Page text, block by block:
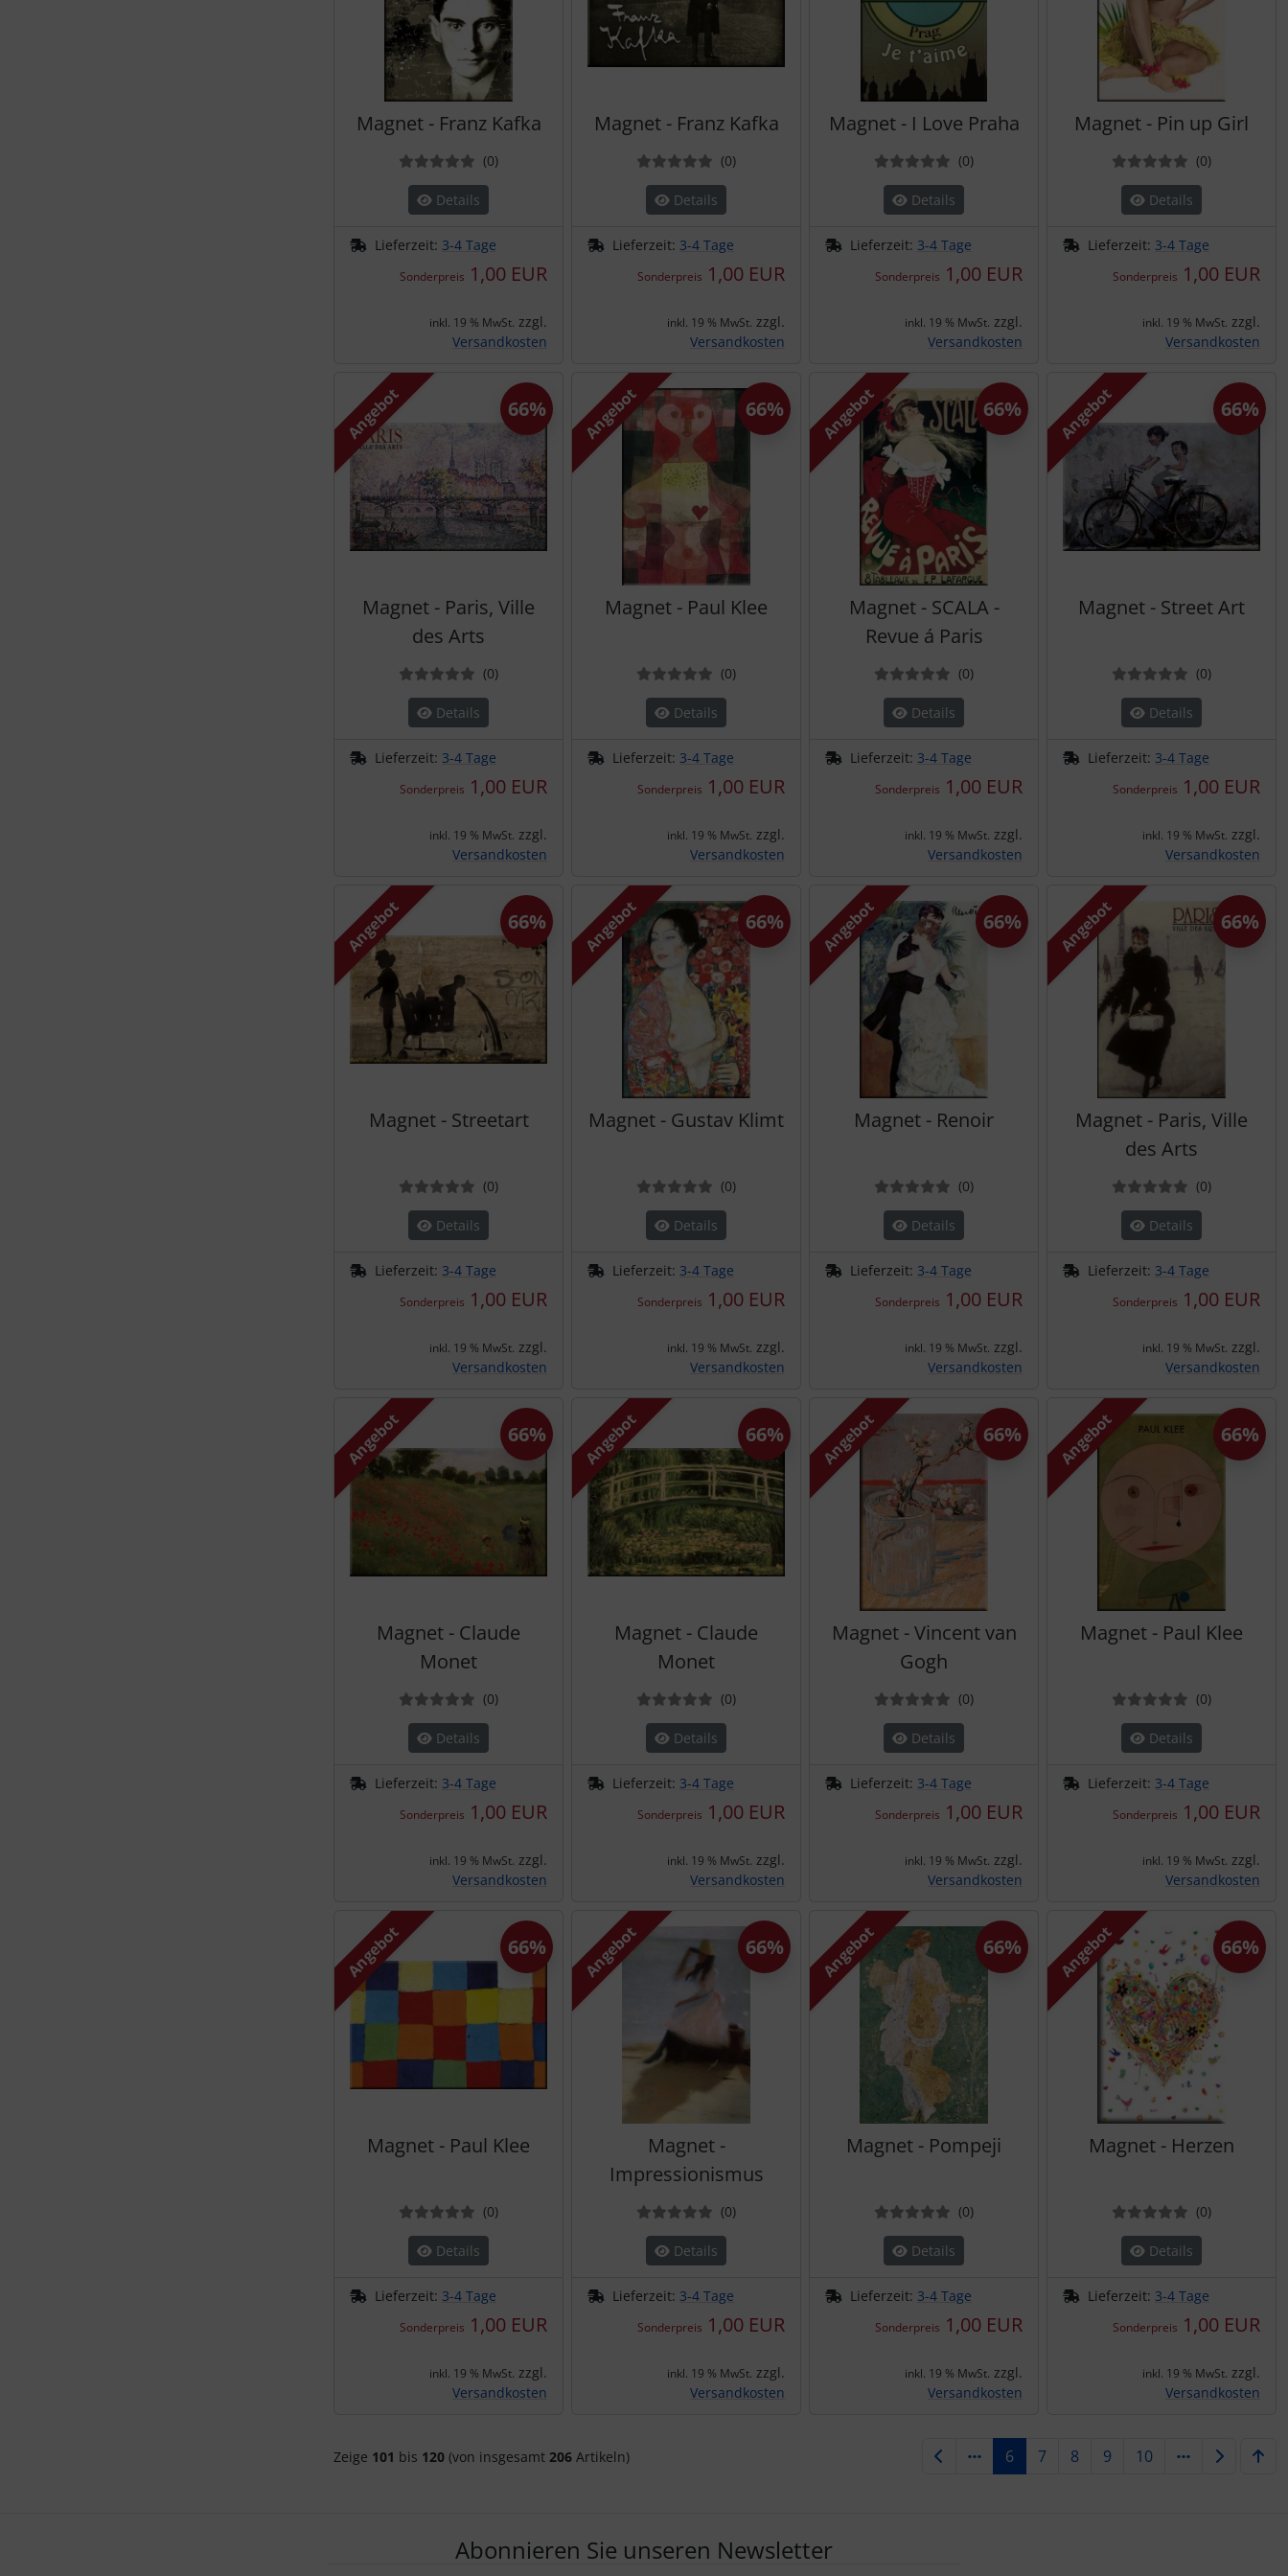
Magnet - Franz Kafka
(0Bewertungen
)
Details
Lieferzeit: 3-4 Tage
Sonderpreis 1,00 EUR
inkl. 19 % MwSt. zzgl.
Versandkosten
Magnet - Franz Kafka
(0Bewertungen
)
Details
Lieferzeit: 3-4 Tage
Sonderpreis 1,00 EUR
inkl. 19 % MwSt. zzgl.
Versandkosten
Magnet - I Love Praha
(0Bewertungen
)
Details
Lieferzeit: 3-4 Tage
Sonderpreis 1,00 EUR
inkl. 19 % MwSt. zzgl.
Versandkosten
Magnet - Pin up Girl
(0)
Details
Lieferzeit: 3-4 Tage
Sonderpreis 1,00 EUR
inkl. 19 % MwSt. zzgl.
Versandkosten
Angebot
Magnet - Paris, Ville
des Arts
(0Bewertungen
)
Details
Lieferzeit: 3-4 Tage
Sonderpreis 1,00 EUR
66%
inkl. 19 % MwSt. zzgl.
Versandkosten
Angebot
Magnet - Paul Klee
(0Bewertungen
)
Details
Lieferzeit: 3-4 Tage
Sonderpreis 1,00 EUR
66%
inkl. 19 % MwSt. zzgl.
Versandkosten
Angebot
Magnet - SCALA -
Revue á Paris
(0Bewertungen
)
Details
Lieferzeit: 3-4 Tage
Sonderpreis 1,00 EUR
66%
inkl. 19 % MwSt. zzgl.
Versandkosten
Angebot
Magnet - Street Art
(0)
Details
Lieferzeit: 3-4 Tage
Sonderpreis 1,00 EUR
66%
inkl. 19 % MwSt. zzgl.
Versandkosten
Angebot
Magnet - Streetart
(0Bewertungen
)
Details
Lieferzeit: 3-4 Tage
Sonderpreis 1,00 EUR
66%
inkl. 19 % MwSt. zzgl.
Versandkosten
Angebot
Magnet - Gustav Klimt
(0Bewertungen
)
Details
Lieferzeit: 3-4 Tage
Sonderpreis 1,00 EUR
66%
inkl. 19 % MwSt. zzgl.
Versandkosten
Angebot
Magnet - Renoir
(0Bewertungen
)
Details
Lieferzeit: 3-4 Tage
Sonderpreis 1,00 EUR
66%
inkl. 19 % MwSt. zzgl.
Versandkosten
Angebot
Magnet - Paris, Ville
des Arts
(0)
Details
Lieferzeit: 3-4 Tage
Sonderpreis 1,00 EUR
66%
inkl. 19 % MwSt. zzgl.
Versandkosten
Angebot
Magnet - Claude
Monet
(0Bewertungen
)
Details
Lieferzeit: 3-4 Tage
Sonderpreis 1,00 EUR
66%
inkl. 19 % MwSt. zzgl.
Versandkosten
Angebot
Magnet - Claude
Monet
(0Bewertungen
)
Details
Lieferzeit: 3-4 Tage
Sonderpreis 1,00 EUR
66%
inkl. 19 % MwSt. zzgl.
Versandkosten
Angebot
Magnet - Vincent van
Gogh
(0Bewertungen
)
Details
Lieferzeit: 3-4 Tage
Sonderpreis 1,00 EUR
66%
inkl. 19 % MwSt. zzgl.
Versandkosten
Angebot
Magnet - Paul Klee
(0)
Details
Lieferzeit: 3-4 Tage
Sonderpreis 1,00 EUR
66%
inkl. 19 % MwSt. zzgl.
Versandkosten
Angebot
Magnet - Paul Klee
(0Bewertungen
)
Details
Lieferzeit: 3-4 Tage
Sonderpreis 1,00 EUR
66%
inkl. 19 % MwSt. zzgl.
Versandkosten
Angebot
Magnet -
Impressionismus
(0Bewertungen
)
Details
Lieferzeit: 3-4 Tage
Sonderpreis 1,00 EUR
66%
inkl. 19 % MwSt. zzgl.
Versandkosten
Angebot
Magnet - Pompeji
(0Bewertungen
)
Details
Lieferzeit: 3-4 Tage
Sonderpreis 1,00 EUR
66%
inkl. 19 % MwSt. zzgl.
Versandkosten
Angebot
Magnet - Herzen
(0)
Details
Lieferzeit: 3-4 Tage
Sonderpreis 1,00 EUR
66%
inkl. 19 % MwSt. zzgl.
Versandkosten
Zeige 101 bis 120 (von insgesamt 206 Artikeln) 6 7 8 9 10
Abonnieren Sie unseren Newsletter